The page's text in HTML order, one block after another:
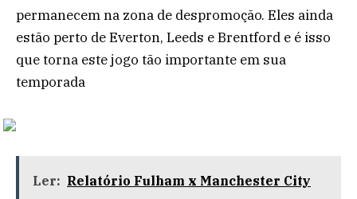
permanecem na zona de despromoção. Eles ainda
estão perto de Everton, Leeds e Brentford e é isso
que torna este jogo tão importante em sua
temporada
Ler: Relatório Fulham x Manchester City